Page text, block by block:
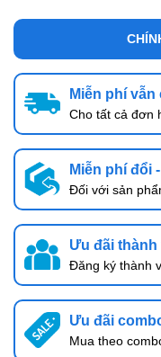
Miễn phí vẫn
Cho tất cả đơn
Miễn phí đổi
Đối với sản
Ưu đãi thành
Đăng ký thành
Ưu đãi
Mua theo